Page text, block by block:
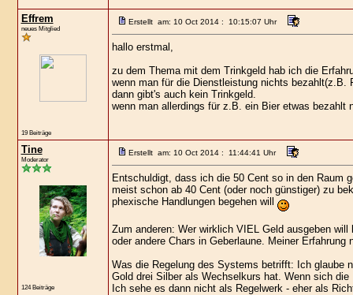
Effrem
neues Mitglied
19 Beiträge
Erstellt am: 10 Oct 2014 : 10:15:07 Uhr
hallo erstmal,
zu dem Thema mit dem Trinkgeld hab ich die
wenn man für die Dienstleistung nichts bezahlt(z.B.
dann gibt's auch kein Trinkgeld.
wenn man allerdings für z.B. ein Bier etwas bezahlt
Tine
Moderator
124 Beiträge
Erstellt am: 10 Oct 2014 : 11:44:41 Uhr
Entschuldigt, dass ich die 50 Cent so in den Raum
meist schon ab 40 Cent (oder noch günstiger) zu
phexische Handlungen begehen will
Zum anderen: Wer wirklich VIEL Geld ausgeben
oder andere Chars in Geberlaune. Meiner
Was die Regelung des Systems betrifft: Ich glaube
Gold drei Silber als Wechselkurs hat. Wenn sich
Ich sehe es dann nicht als Regelwerk - eher als